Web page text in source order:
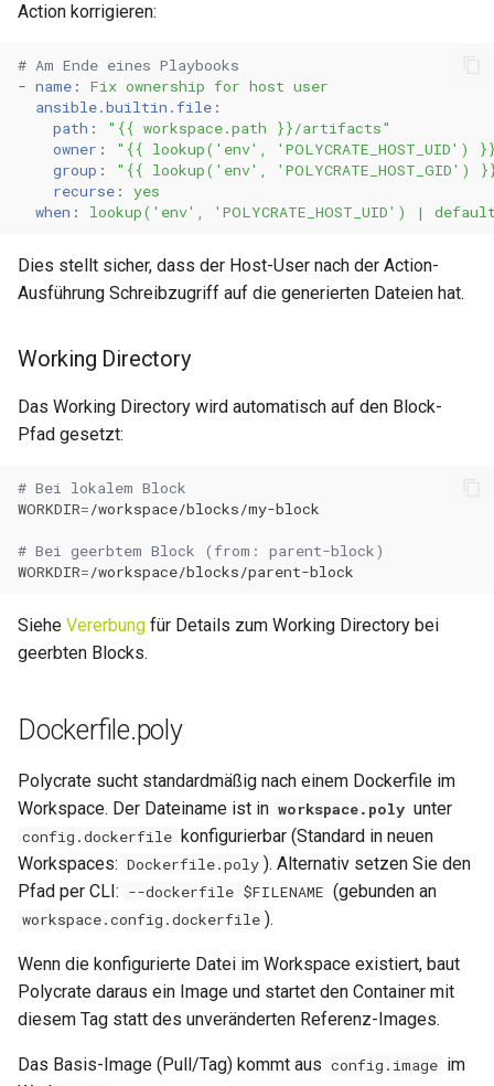
Action korrigieren:
# Am Ende eines Playbooks
- name :
Fix ownership for host user
ansible.builtin.file :
path : "{{ workspace.path
}}/artifacts"
owner : "{{ lookup('env', 'POLYCRATE_HOST_UID')
group : "{{ lookup('env', 'POLYCRATE_HOST_GID')
recurse :
yes
when : lookup('env', 'POLYCRATE_HOST_UID') |
Dies stellt sicher, dass der Host-User nach der Action-
Ausführung Schreibzugriff auf die generierten Dateien hat.
Working Directory
Das Working Directory wird automatisch auf den Block-
Pfad gesetzt:
# Bei lokalem Block
WORKDIR=
# Bei geerbtem Block (from: parent-block)
WORKDIR=
Siehe Vererbung für Details zum Working Directory bei
geerbten Blocks.
Dockerfile.poly
Polycrate sucht standardmäßig nach einem Dockerfile im
Workspace. Der Dateiname ist in workspace.poly unter
config.dockerfile konfigurierbar (Standard in neuen
Workspaces: Dockerfile.poly ). Alternativ setzen Sie den
Pfad per CLI: --dockerfile $FILENAME (gebunden an
workspace.config.dockerfile ).
Wenn die konfigurierte Datei im Workspace existiert, baut
Polycrate daraus ein Image und startet den Container mit
diesem Tag statt des unveränderten Referenz-Images.
Das Basis-Image (Pull/Tag) kommt aus config.image im